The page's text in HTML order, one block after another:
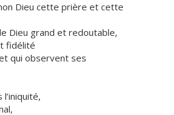
Dieu cette prière et cette
Dieu grand et redoutable,
fidélité
qui observent ses